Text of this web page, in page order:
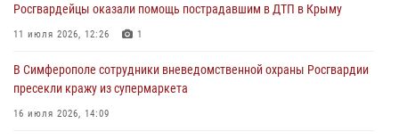
В Симферополе росгвардейцы задержали гражданина,
подозреваемого в совершении серии краж
Росгвардейцы оперативно задержали нарушителя на охраняемом
объекте в Севастополе
Росгвардейцы оказали помощь пострадавшим в ДТП в Крыму
11 июля 2026, 12:26 1
В Симферополе сотрудники вневедомственной охраны Росгвардии
пресекли кражу из супермаркета
16 июля 2026, 14:09